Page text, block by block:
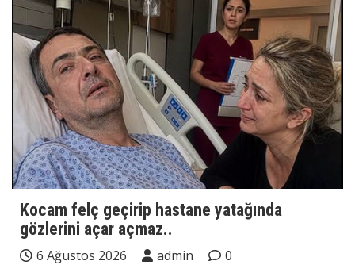
Kocam felç geçirip hastane yatağında
gözlerini açar açmaz..
6 Ağustos 2026 admin
0